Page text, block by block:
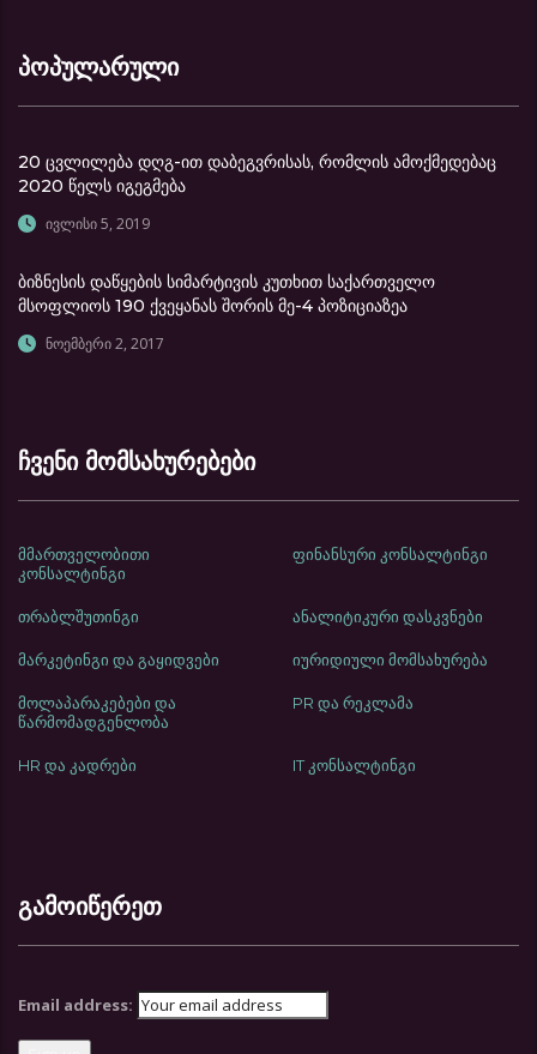
პოპულარული
20 ცვლილება დღგ-ით დაბეგვრისას, რომლის ამოქმედებაც
2020 წელს იგეგმება
ივლისი 5, 2019
ბიზნესის დაწყების სიმარტივის კუთხით საქართველო
მსოფლიოს 190 ქვეყანას შორის მე-4 პოზიციაზეა
ნოემბერი 2, 2017
ჩვენი მომსახურებები
მმართველობითი
კონსალტინგი
ფინანსური კონსალტინგი
თრაბლშუთინგი ანალიტიკური დასკვნები
მარკეტინგი და გაყიდვები იურიდიული მომსახურება
მოლაპარაკებები და
წარმომადგენლობა
PR და რეკლამა
HR და კადრები IT კონსალტინგი
გამოიწერეთ
Email address: